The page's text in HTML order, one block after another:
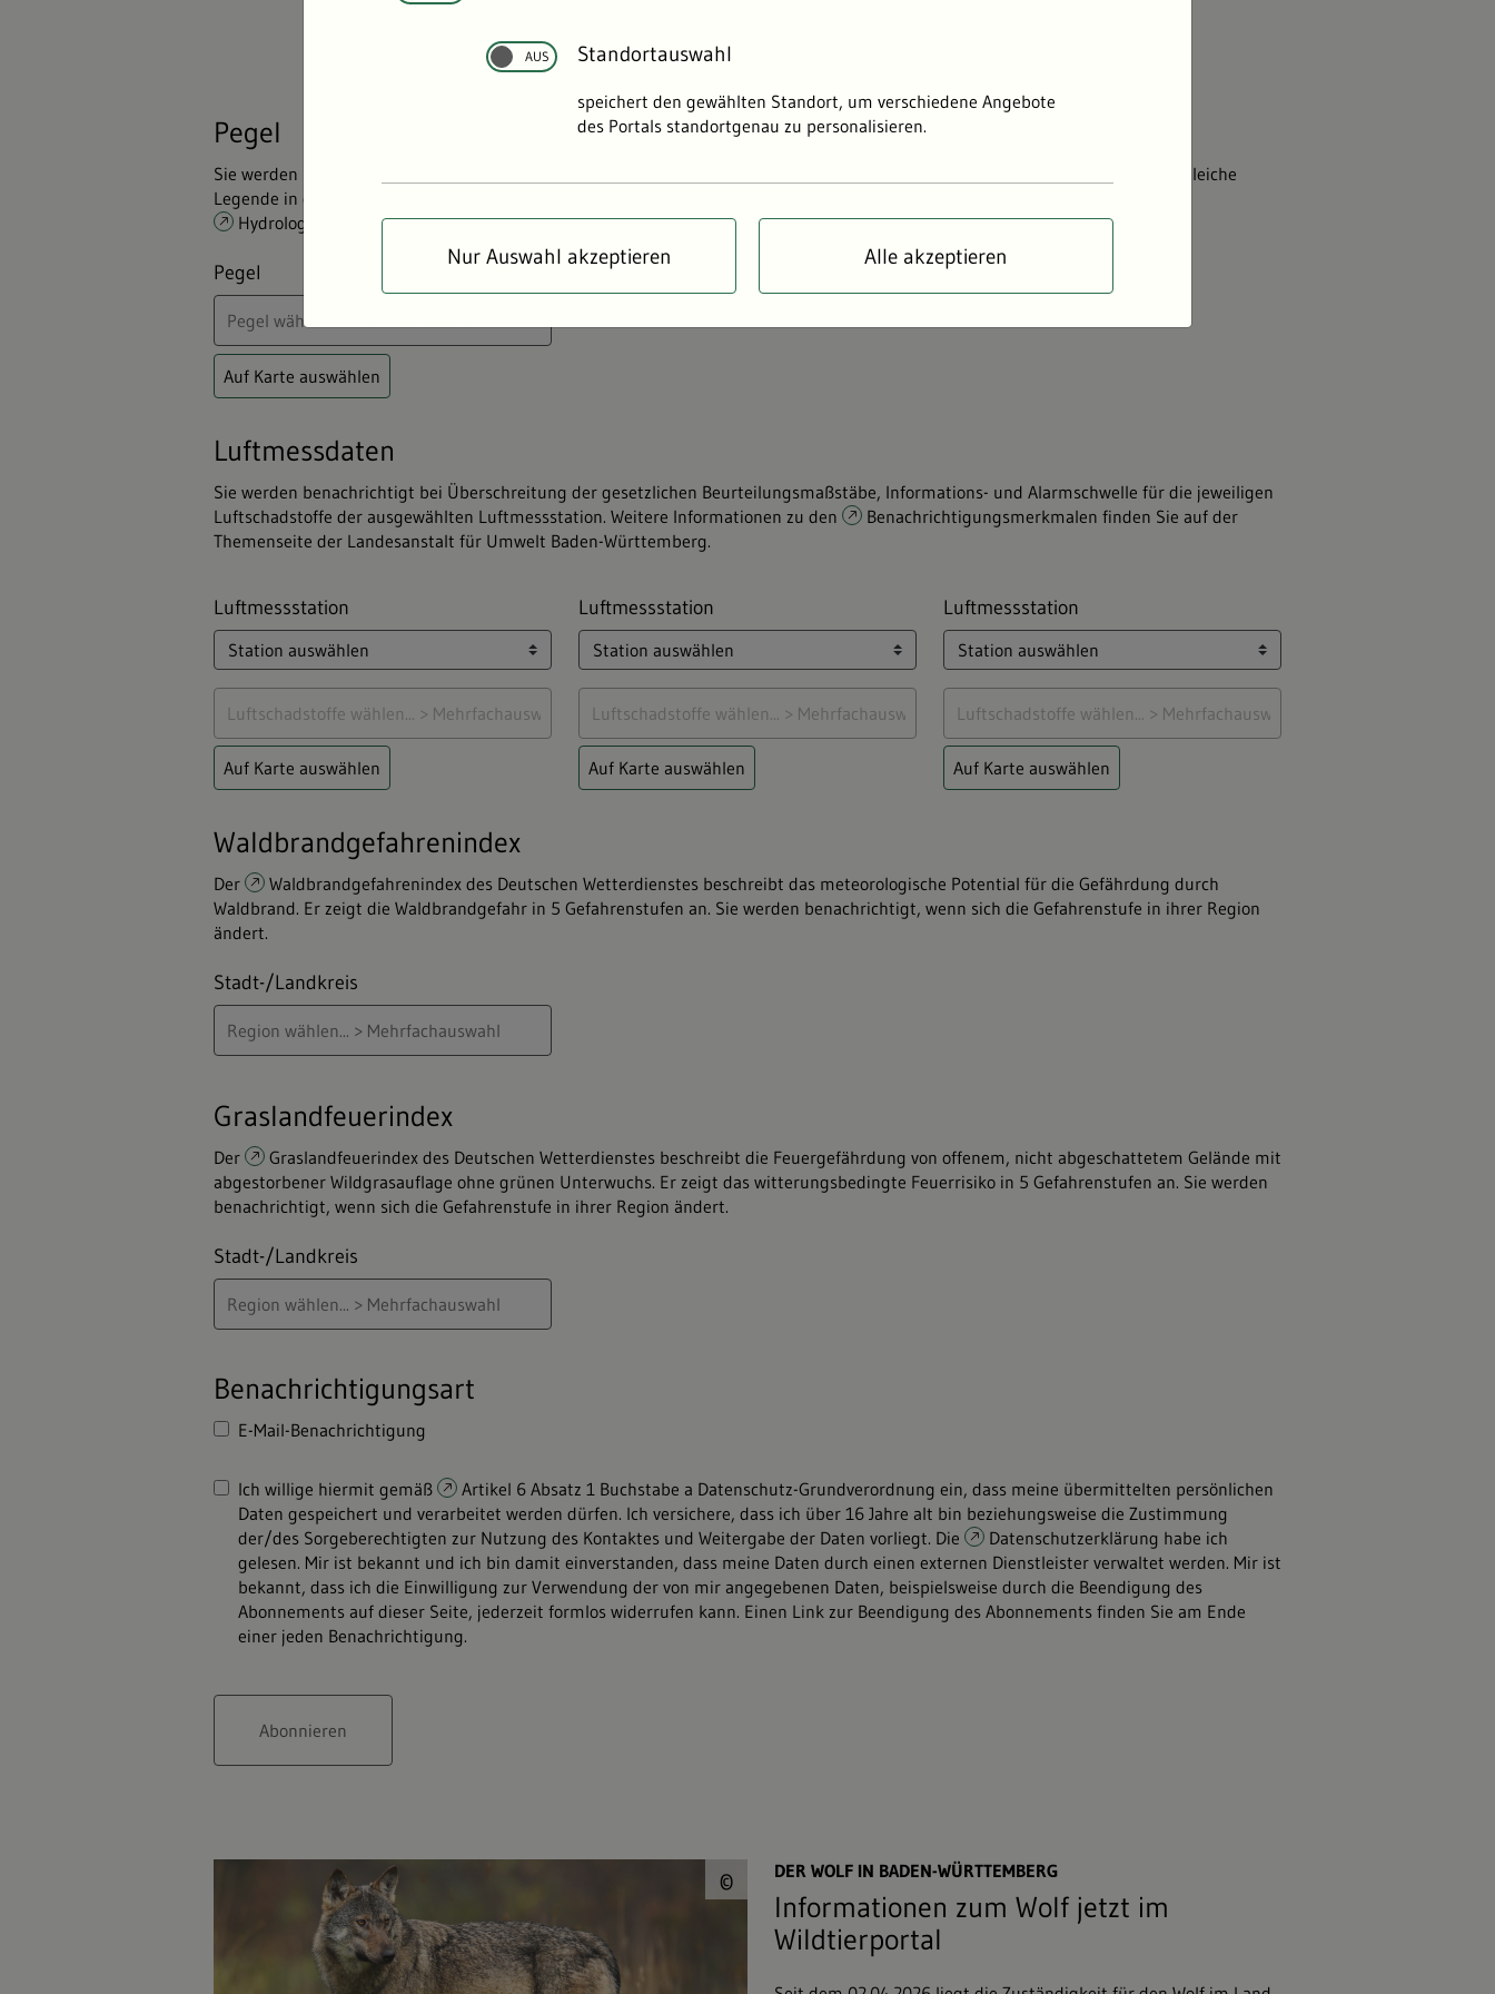
Pegel
Sie werden benachrichtigt bei Über- oder Unterschreitung der jeweiligen Hochwasserklassen an den ausgewählten Pegeln (vergleiche
Legende in der
Hydrologischen Lagebericht für Baden-Württemberg.
Pegel
Auf Karte auswählen
Luftmessdaten
Sie werden benachrichtigt bei Überschreitung der gesetzlichen Beurteilungsmaßstäbe, Informations- und Alarmschwelle für die jeweiligen
Luftschadstoffe der ausgewählten Luftmessstation. Weitere Informationen zu den
Benachrichtigungsmerkmalen finden Sie auf der
Themenseite der Landesanstalt für Umwelt Baden-Württemberg.
Luftmessstation
Auf Karte auswählen
Luftmessstation
Auf Karte auswählen
Luftmessstation
Auf Karte auswählen
Waldbrandgefahrenindex
Der Waldbrandgefahrenindex des Deutschen Wetterdienstes beschreibt das meteorologische Potential für die Gefährdung durch
Waldbrand. Er zeigt die Waldbrandgefahr in 5 Gefahrenstufen an. Sie werden benachrichtigt, wenn sich die Gefahrenstufe in ihrer Region
ändert.
Stadt-/Landkreis
Graslandfeuerindex
Der Graslandfeuerindex des Deutschen Wetterdienstes beschreibt die Feuergefährdung von offenem, nicht abgeschattetem Gelände mit
abgestorbener Wildgrasauflage ohne grünen Unterwuchs. Er zeigt das witterungsbedingte Feuerrisiko in 5 Gefahrenstufen an. Sie werden
benachrichtigt, wenn sich die Gefahrenstufe in ihrer Region ändert.
Stadt-/Landkreis
Benachrichtigungs­art
E-Mail-Benachrichtigung
Ich willige hiermit gemäß Artikel 6 Absatz 1 Buchstabe a Datenschutz-Grundverordnung ein, dass meine übermittelten persönlichen
Daten gespeichert und verarbeitet werden dürfen. Ich versichere, dass ich über 16 Jahre alt bin beziehungsweise die Zustimmung
der/des Sorgeberechtigten zur Nutzung des Kontaktes und Weitergabe der Daten vorliegt. Die
Datenschutzerklärung habe ich
gelesen. Mir ist bekannt und ich bin damit einverstanden, dass meine Daten durch einen externen Dienstleister verwaltet werden. Mir ist
bekannt, dass ich die Einwilligung zur Verwendung der von mir angegebenen Daten, beispielsweise durch die Beendigung des
Abonnements auf dieser Seite, jederzeit formlos widerrufen kann. Einen Link zur Beendigung des Abonnements finden Sie am Ende
einer jeden Benachrichtigung.
Abonnieren
© © Piotr Krzeslak&#047;stock.adobe.com
DER WOLF IN BADEN-WÜRTTEMBERG
Informationen zum Wolf jetzt im
Wildtierportal
Standortauswahl
speichert den gewählten Standort, um verschiedene Angebote
des Portals standortgenau zu personalisieren.
Nur Auswahl akzeptieren Alle akzeptieren